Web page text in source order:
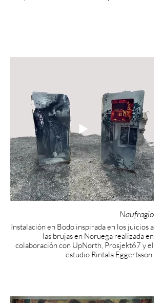
Naufragio
Instalación en Bodo inspirada en los juicios a
las brujas en Noruega realizada en
colaboración con UpNorth, Prosjekt67 y el
estudio Rintala Eggertsson.